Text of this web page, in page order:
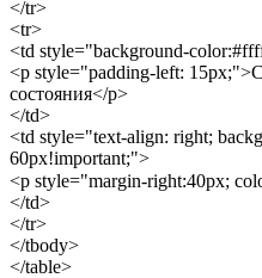
</tr>
<tr>
<td style="background-
<p style="padding-left:
состояния</p>
</td>
<td style="text-align: right;
60px!important;">
<p style="margin-right:40px;
</td>
</tr>
</tbody>
</table>